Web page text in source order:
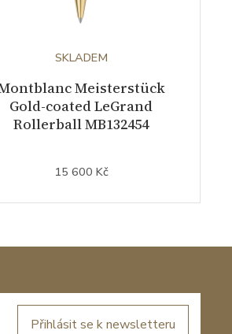
SKLADEM
Meisterstück
Gold-coated LeGrand
Rollerball MB132454
15 600 Kč
Přihlásit se k newsletteru